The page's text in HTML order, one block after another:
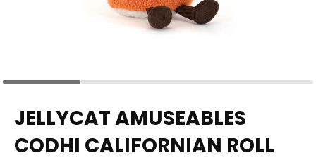
JELLYCAT AMUSEABLES
CODHI CALIFORNIAN ROLL